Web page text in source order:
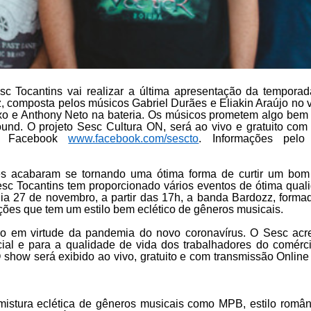
Tocantins vai realizar a última apresentação da
composta pelos músicos Gabriel Durães e Eliakin Araújo no
e Anthony Neto na bateria. Os músicos prometem algo
O projeto Sesc Cultura ON, será ao vivo e gratuito
Facebookwww.facebook.com/sescto. Informações
acabaram se tornando uma ótima forma de curtir um
Tocantins tem proporcionado vários eventos de ótima
27 de novembro, a partir das 17h, a banda Bardozz,
que tem um estilo bem eclético de gêneros musicais.
em virtude da pandemia do novo coronavírus. O Sesc
e para a qualidade de vida dos trabalhadores do
será exibido ao vivo, gratuito e com transmissão
eclética de gêneros musicais como MPB, estilo